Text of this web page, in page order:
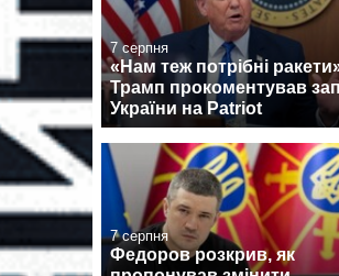
7 серпня
«Нам теж потрібні
Трамп прокоментував
України на Patriot
7 серпня
Федоров розкрив, як